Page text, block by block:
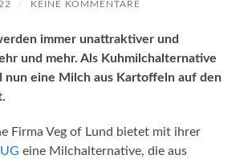
/ KEINE KOMMENTARE
immer unattraktiver und
und mehr. Als Kuhmilchalternative
nun eine Milch aus Kartoffeln auf den
Firma Veg of Lund bietet mit ihrer
eine Milchalternative, die aus